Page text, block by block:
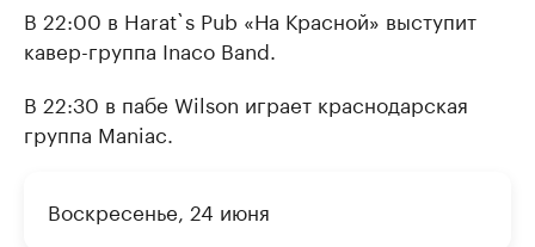
В 22:00 в Harat`s Pub «На Красной» выступит
кавер-группа Inaco Band.
В 22:30 в пабе Wilson играет краснодарская
группа Maniac.
Воскресенье, 24 июня